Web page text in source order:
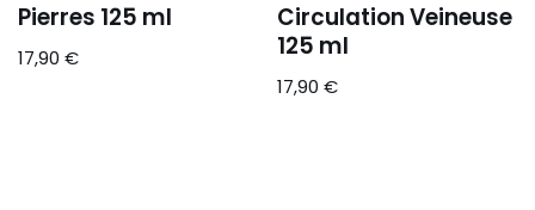
Pierres 125 ml
17,90 €
Circulation Veineuse
125 ml
17,90€